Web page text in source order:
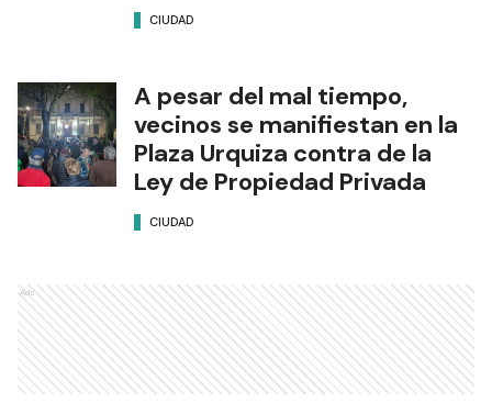
CIUDAD
A pesar del mal tiempo,
vecinos se manifiestan en la
Plaza Urquiza contra de la
Ley de Propiedad Privada
CIUDAD
Ads